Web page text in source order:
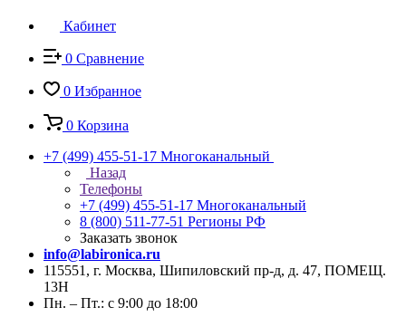
Кабинет
0 Сравнение
0 Избранное
0 Корзина
+7 (499) 455-51-17 Многоканальный
Назад
Телефоны
+7 (499) 455-51-17 Многоканальный
8 (800) 511-77-51 Регионы РФ
Заказать звонок
info@labironica.ru
115551, г. Москва, Шипиловский пр-д, д. 47, ПОМЕЩ.
13Н
Пн. – Пт.: с 9:00 до 18:00